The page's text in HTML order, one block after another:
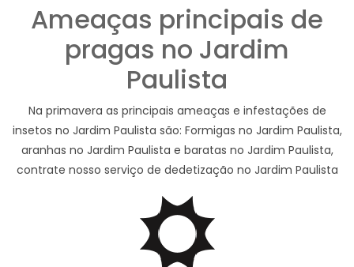
Ameaças principais de
pragas no Jardim
Paulista
Na primavera as principais ameaças e infestações de
insetos no Jardim Paulista são: Formigas no Jardim Paulista,
aranhas no Jardim Paulista e baratas no Jardim Paulista,
contrate nosso serviço de dedetização no Jardim Paulista